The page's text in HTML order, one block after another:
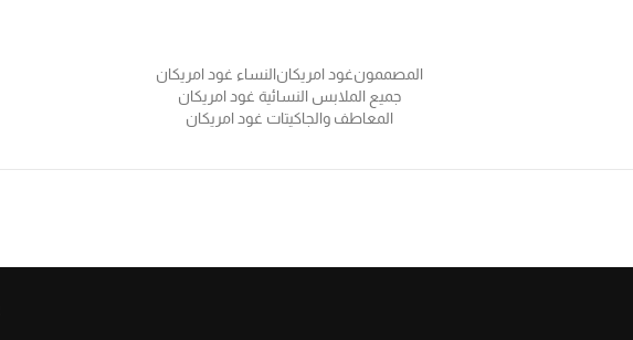
المصممونغود امريكانالنساء غود امريكان
جميع الملابس النسائية غود امريكان
المعاطف والجاكيتات غود امريكان